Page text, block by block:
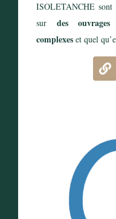
ISOLETANCHE sont
sur des ouvrages
complexes et quel